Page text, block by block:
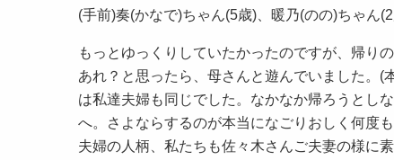
(手前)奏(かなで)ちゃん(5歳)、暖乃(のの)ちゃん
もっとゆっくりしていたかったのですが、帰り
あれ？と思ったら、母さんと遊んでいました。(
は私達夫婦も同じでした。なかなか帰ろうとし
へ。さよならするのが本当になごりおしく何度
夫婦の人柄、私たちも佐々木さんご夫妻の様に